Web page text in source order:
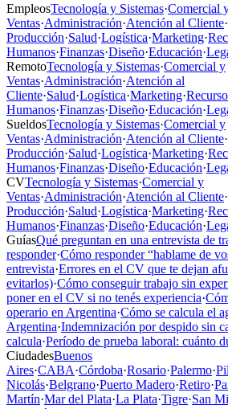
EmpleosTecnología y Sistemas·Comercial
Ventas·Administración·Atención al Cliente·
Producción·Salud·Logística·Marketing·
Humanos·Finanzas·Diseño·Educación·
RemotoTecnología y Sistemas·Comercial y
Ventas·Administración·Atención al
Cliente·Salud·Logística·Marketing·
Humanos·Finanzas·Diseño·Educación·
SueldosTecnología y Sistemas·Comercial y
Ventas·Administración·Atención al Cliente·
Producción·Salud·Logística·Marketing·
Humanos·Finanzas·Diseño·Educación·
CVTecnología y Sistemas·Comercial y
Ventas·Administración·Atención al Cliente·
Producción·Salud·Logística·Marketing·
Humanos·Finanzas·Diseño·Educación·
GuíasQué preguntan en una entrevista de
responder·Cómo responder “hablame de
entrevista·Errores en el CV que te dejan
evitarlos)·Cómo conseguir trabajo sin
poner en el CV si no tenés experiencia·
operario en Argentina·Cómo se calcula el
Argentina·Indemnización por despido sin
calcula·Período de prueba laboral: cuánto
CiudadesBuenos
Aires·CABA·Córdoba·Rosario·Palermo·
Nicolás·Belgrano·Puerto Madero·Retiro·
Martín·Mar del Plata·La Plata·Tigre·San